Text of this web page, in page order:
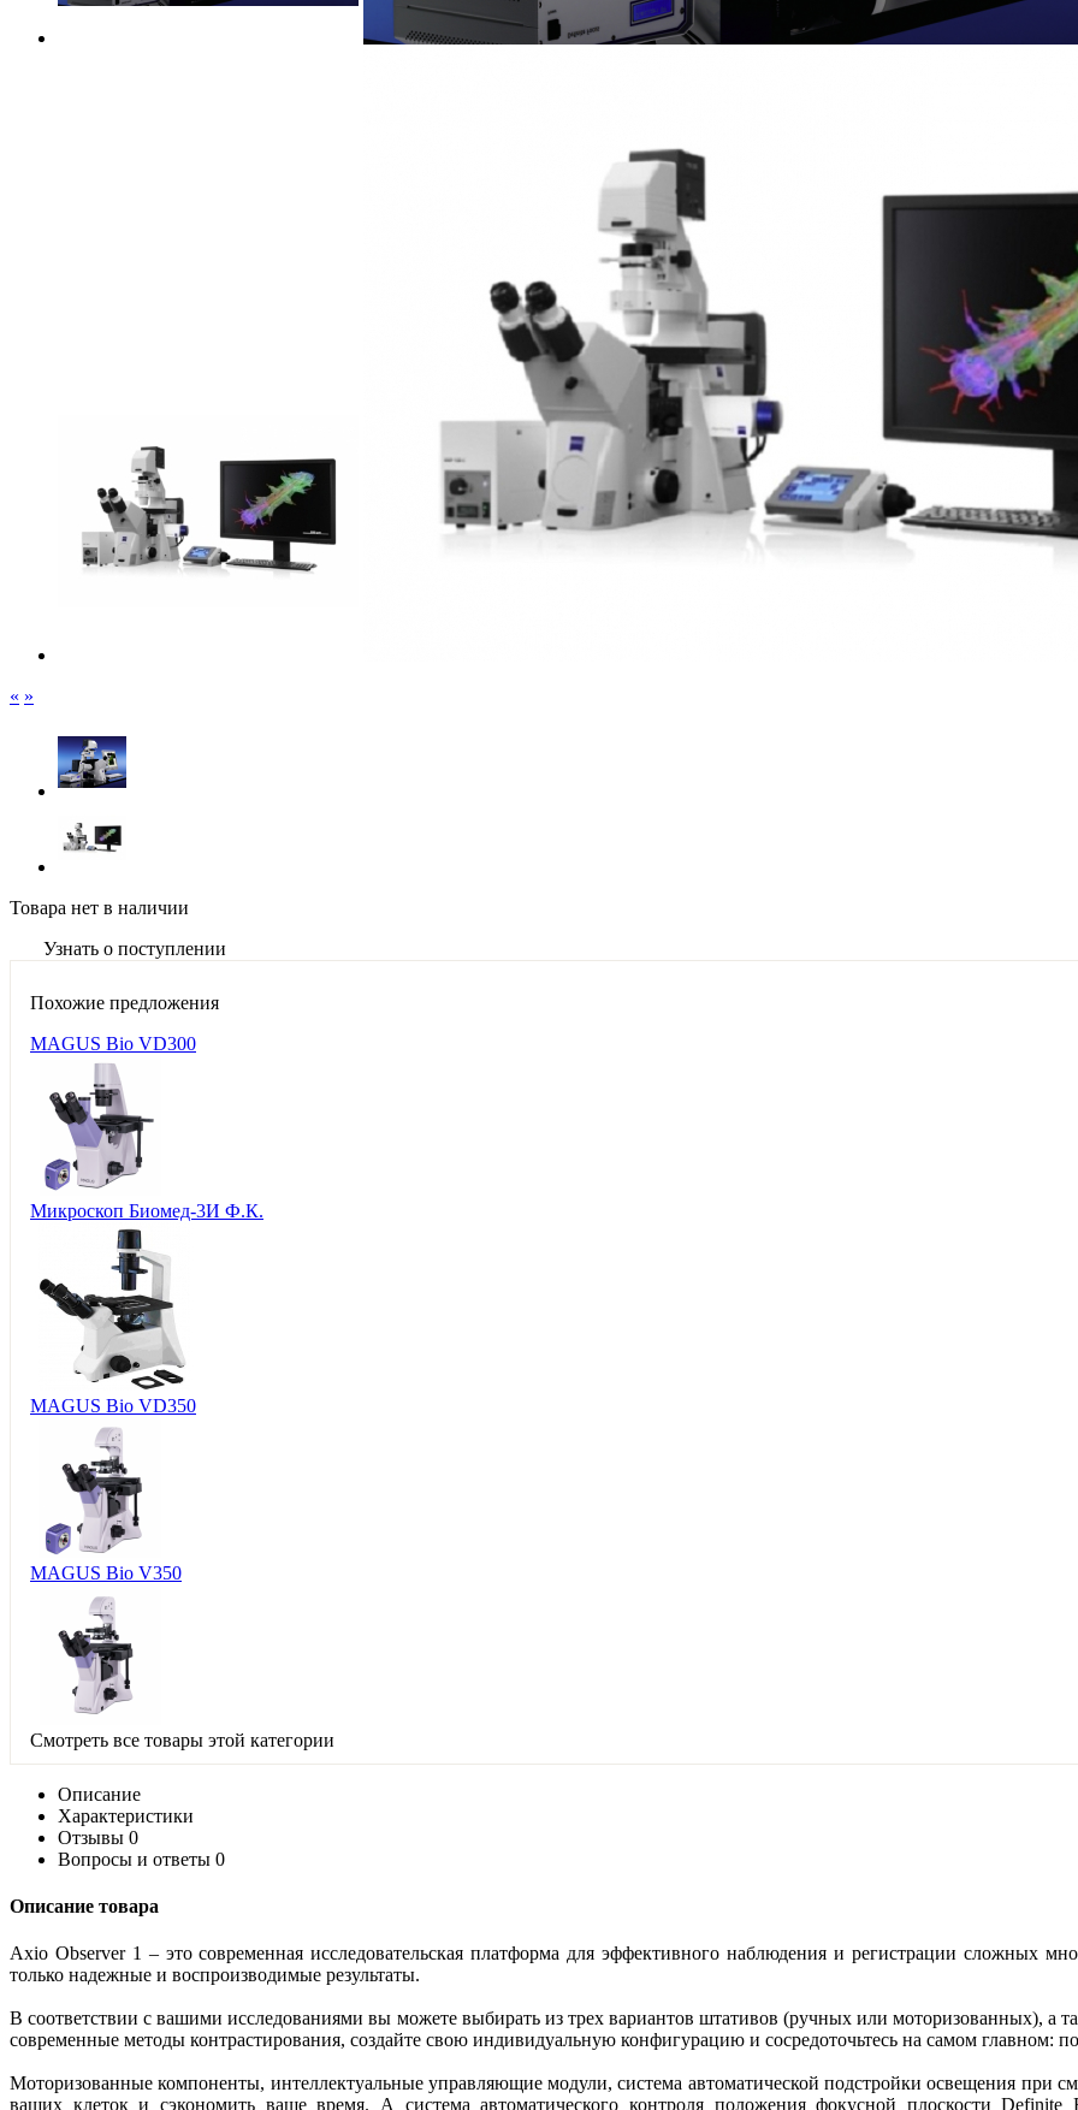
« »
Товара нет в наличии
Узнать о поступлении
Похожие предложения
MAGUS Bio VD300
Микроскоп Биомед-3И Ф.К.
MAGUS Bio VD350
MAGUS Bio V350
Смотреть все товары этой категории
Описание
Характеристики
Отзывы 0
Вопросы и ответы 0
Описание товара
Axio Observer 1 – это современная исследовательская платформа для эффективного наблюдения и регистрации сложных
только надежные и воспроизводимые результаты.
В соответствии с вашими исследованиями вы можете выбирать из трех вариантов штативов (ручных или моторизованных), а
современные методы контрастирования, создайте свою индивидуальную конфигурацию и сосредоточьтесь на самом главном:
Моторизованные компоненты, интеллектуальные управляющие модули, система автоматической подстройки освещения при
ваших клеток и сэкономить ваше время. А система автоматического контроля положения фокусной плоскости